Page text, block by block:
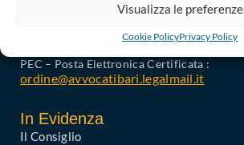
Visualizza le preferenze
Cookie PolicyPrivacy Policy
Codice univoco di Fatturazione: UFGAKA
PEC – Posta Elettronica Certificata :
ordine@avvocatibari.legalmail.it
In Evidenza
Il Consiglio